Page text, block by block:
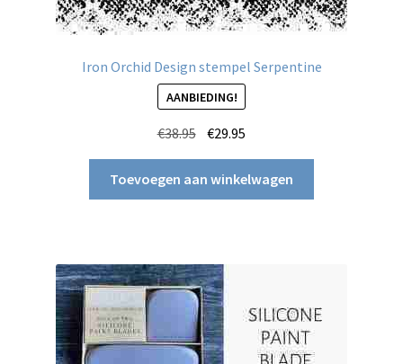
Iron Orchid Design stempel Serpentine
AANBIEDING!
€38.95 Oorspronkelijke
prijs
was:
€38.95.
€29.95
prijs
is:
€29.95.
Toevoegen aan winkelwagen